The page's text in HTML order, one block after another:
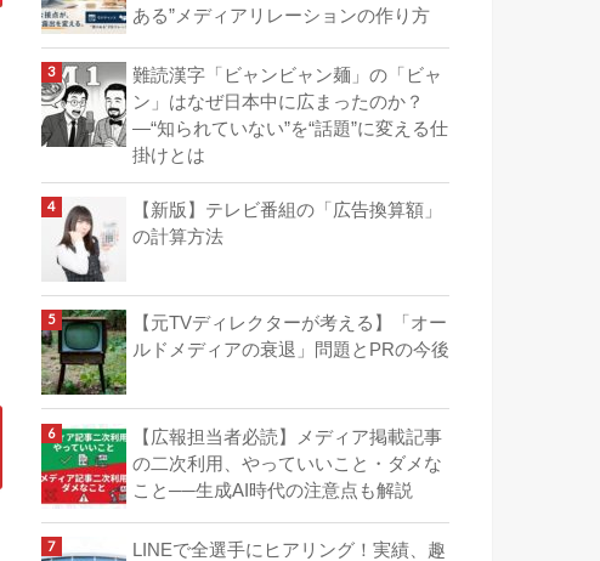
ある”メディアリレーションの作り方
難読漢字「ビャンビャン麺」の「ビャ
ン」はなぜ日本中に広まったのか？
―“知られていない”を“話題”に変える仕
掛けとは
【新版】テレビ番組の「広告換算額」
の計算方法
【元TVディレクターが考える】「オー
ルドメディアの衰退」問題とPRの今後
【広報担当者必読】メディア掲載記事
の二次利用、やっていいこと・ダメな
こと──生成AI時代の注意点も解説
LINEで全選手にヒアリング！実績、趣